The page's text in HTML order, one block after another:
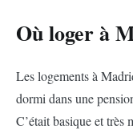
Où loger à
Les logements à
dormi dans une
C’était basique et très